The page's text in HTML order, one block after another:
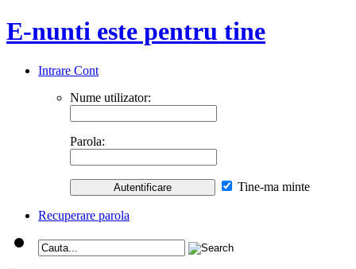
E-nunti este pentru tine
Intrare Cont
Nume utilizator:
Parola:
Tine-ma minte
Recuperare parola